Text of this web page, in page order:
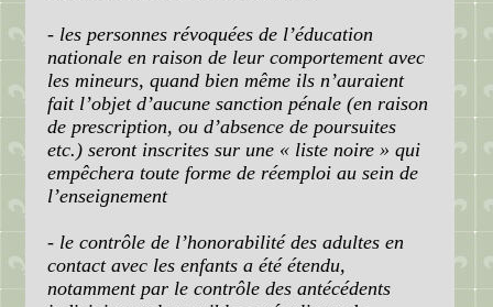
- les personnes révoquées de l’éducation
nationale en raison de leur comportement avec
les mineurs, quand bien même ils n’auraient
fait l’objet d’aucune sanction pénale (en raison
de prescription, ou d’absence de poursuites
etc.) seront inscrites sur une « liste noire » qui
empêchera toute forme de réemploi au sein de
l’enseignement
- le contrôle de l’honorabilité des adultes en
contact avec les enfants a été étendu,
notamment par le contrôle des antécédents